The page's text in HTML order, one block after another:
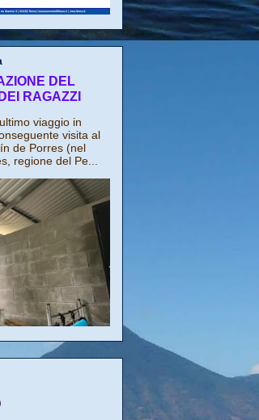
DEL
RAGAZZI
viaggio in
visita al
de Porres (nel
regione del Pe...